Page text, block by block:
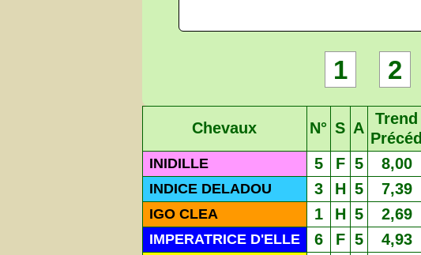
1 2
Chevaux N° S A
Trend
Précéd
INIDILLE 5 F 5 8,00
INDICE DELADOU 3 H 5 7,39
IGO CLEA 1 H 5 2,69
IMPERATRICE D'ELLE 6 F 5 4,93